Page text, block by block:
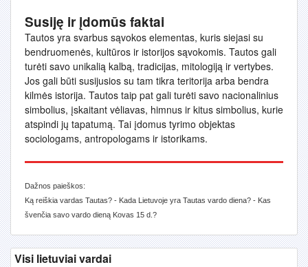
Susiję ir įdomūs faktai
Tautos yra svarbus sąvokos elementas, kuris siejasi su
bendruomenės, kultūros ir istorijos sąvokomis. Tautos gali
turėti savo unikalią kalbą, tradicijas, mitologiją ir vertybes.
Jos gali būti susijusios su tam tikra teritorija arba bendra
kilmės istorija. Tautos taip pat gali turėti savo nacionalinius
simbolius, įskaitant vėliavas, himnus ir kitus simbolius, kurie
atspindi jų tapatumą. Tai įdomus tyrimo objektas
sociologams, antropologams ir istorikams.
Dažnos paieškos:
Ką reiškia vardas Tautas? - Kada Lietuvoje yra Tautas vardo diena? - Kas
švenčia savo vardo dieną Kovas 15 d.?
Visi lietuviai vardai